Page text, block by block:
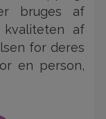
Forbedring
kundeservice
mystery
bruges af
kvaliteten af
for deres
en person,